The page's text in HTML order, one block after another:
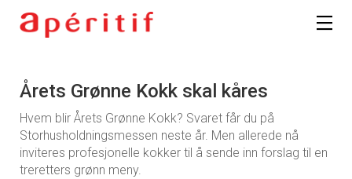
Årets Grønne Kokk skal kåres
Hvem blir Årets Grønne Kokk? Svaret får du på
Storhusholdningsmessen neste år. Men allerede nå
inviteres profesjonelle kokker til å sende inn forslag til en
treretters grønn meny.